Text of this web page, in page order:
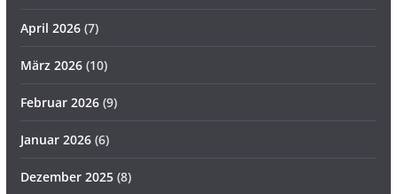
April 2026(7)
März 2026(10)
Februar 2026(9)
Januar 2026(6)
Dezember 2025(8)